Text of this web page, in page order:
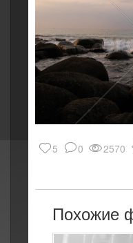
5 0 2570
Похожие